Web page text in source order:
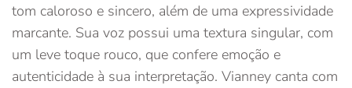
tom caloroso e sincero, além de uma expressividade
marcante. Sua voz possui uma textura singular, com
um leve toque rouco, que confere emoção e
autenticidade à sua interpretação. Vianney canta com